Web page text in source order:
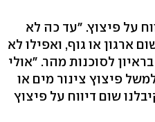
על פיצוץ. "עד כה לא
ארגון או גוף, ואפילו לא
לסוכנות מהר. "אולי
פיצוץ צינור מים או
שום דיווח על פיצוץ